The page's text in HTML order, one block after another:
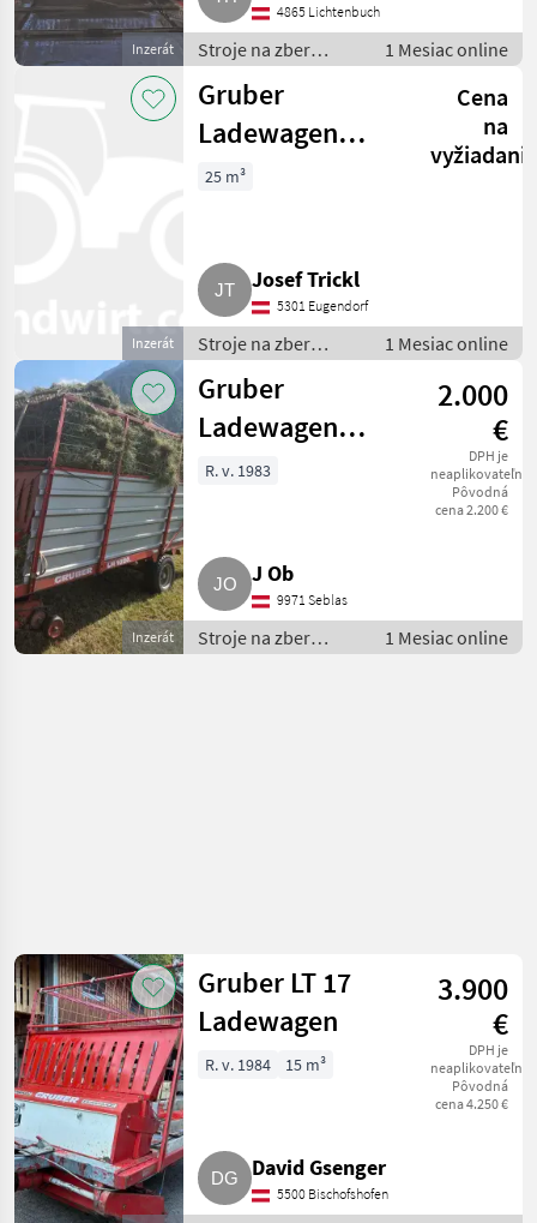
Inzerát
4865 Lichtenbuch
Stroje na zber
objemových krmív /
Zberaci prívesný voz
1 Mesiac online
Inzerát
Gruber
Ladewagen
LH1027
Cena
na
25 m³
Josef Trickl
5301 Eugendorf
Stroje na zber
objemových krmív /
Zberaci prívesný voz
1 Mesiac online
Inzerát
Gruber
Ladewagen
LH1020
2.000
€
DPH je
neaplikovateľné
Pôvodná
cena 2.200 €
R. v. 1983
J Ob
9971 Seblas
Stroje na zber
objemových krmív /
1 Mesiac online
Gruber LT 17
Ladewagen
3.900
€
DPH je
neaplikovateľné
Pôvodná
cena 4.250 €
R. v. 1984 15 m³
David Gsenger
5500 Bischofshofen